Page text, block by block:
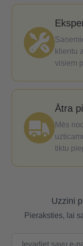
klientu
visiem
Ātra
Mēs
tiktu
Uzzini
Pieraksties, lai